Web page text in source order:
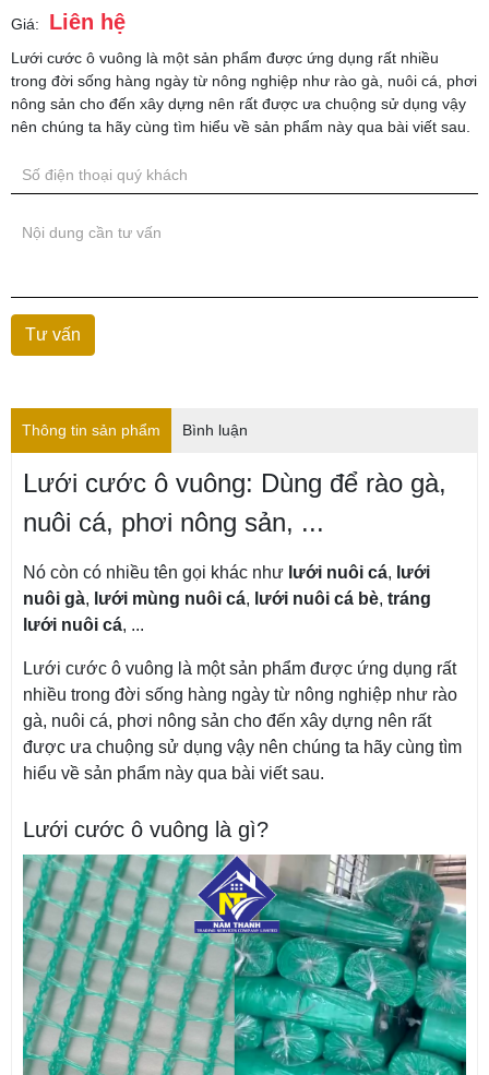
Giá: Liên hệ
Lưới cước ô vuông là một sản phẩm được ứng dụng rất nhiều
trong đời sống hàng ngày từ nông nghiệp như rào gà, nuôi cá, phơi
nông sản cho đến xây dựng nên rất được ưa chuộng sử dụng vậy
nên chúng ta hãy cùng tìm hiểu về sản phẩm này qua bài viết sau.
Thông tin sản phẩm Bình luận
Lưới cước ô vuông: Dùng để rào gà,
nuôi cá, phơi nông sản, ...
Nó còn có nhiều tên gọi khác như lưới nuôi cá, lưới
nuôi gà, lưới mùng nuôi cá, lưới nuôi cá bè, tráng
lưới nuôi cá, ...
Lưới cước ô vuông là một sản phẩm được ứng dụng rất
nhiều trong đời sống hàng ngày từ nông nghiệp như rào
gà, nuôi cá, phơi nông sản cho đến xây dựng nên rất
được ưa chuộng sử dụng vậy nên chúng ta hãy cùng tìm
hiểu về sản phẩm này qua bài viết sau.
Lưới cước ô vuông là gì?